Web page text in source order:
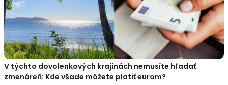
V týchto dovolenkových krajinách nemusíte hľadať
zmenáreň: Kde všade môžete platiť eurom?